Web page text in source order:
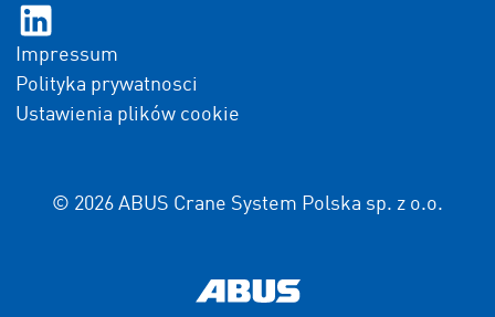
Impressum
Polityka prywatnosci
Ustawienia plików cookie
© 2026 ABUS Crane System Polska sp. z o.o.